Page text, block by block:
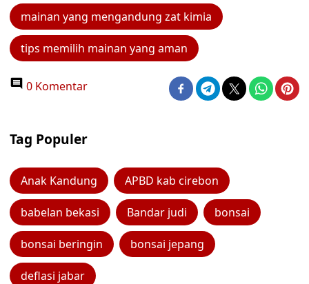
mainan yang mengandung zat kimia
tips memilih mainan yang aman
0 Komentar
Tag Populer
Anak Kandung APBD kab cirebon
babelan bekasi Bandar judi bonsai
bonsai beringin bonsai jepang
deflasi jabar